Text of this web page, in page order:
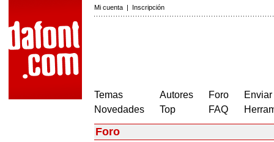
Mi cuenta | Inscripción
Temas
Novedades
Autores
Top
Foro
FAQ
Foro